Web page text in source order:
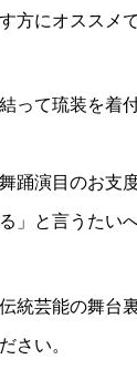
方にオススメで
って琉装を着
踊演目のお支
」と言うたい
統芸能の舞台
さい。